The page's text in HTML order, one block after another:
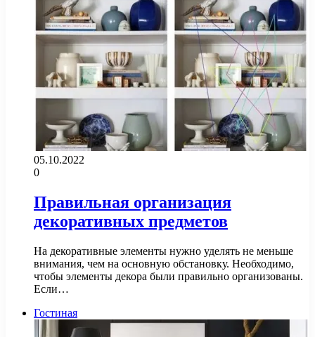
05.10.2022
0
Правильная организация
декоративных предметов
На декоративные элементы нужно уделять не меньше
внимания, чем на основную обстановку. Необходимо,
чтобы элементы декора были правильно организованы.
Если…
Гостиная